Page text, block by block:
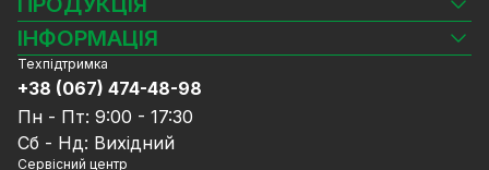
Камери відеоспостереження
Відеореєстратори
Комплекти відеоспостереження
СКУД
Джерела живлення
Мережеве обладнання
ІНФОРМАЦІЯ
Блог
Доставка та оплата
Гарантія та Сервісне обслуговування
Політика конфіденційності
Техпідтримка
+38 (067) 474-48-98
Пн - Пт: 9:00 - 17:30
Сб - Нд: Вихідний
Сервісний центр